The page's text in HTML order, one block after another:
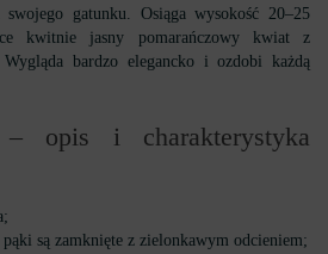
gatunku. Osiąga wysokość 20–25
kwitnie jasny pomarańczowy kwiat z
bardzo elegancko i ozdobi każdą
– opis i charakterystyka
są zamknięte z zielonkawym odcieniem;